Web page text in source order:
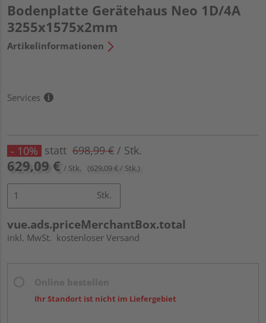
Bodenplatte Gerätehaus Neo 1D/4A
3255x1575x2mm
Artikelinformationen
Services
- 10% statt 698,99 € / Stk.
629,09 € / Stk. (629,09 € / Stk.)
Stk.
vue.ads.priceMerchantBox.total
inkl. MwSt. kostenloser Versand
Ihr Standort ist nicht im Liefergebiet